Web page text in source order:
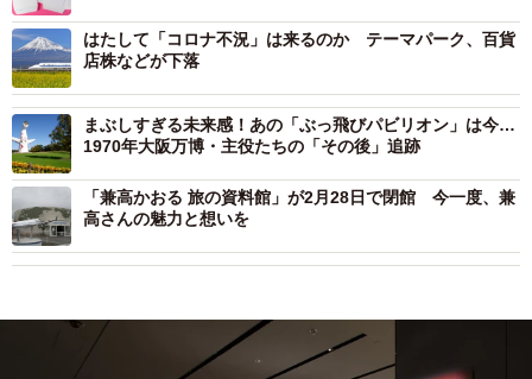
はたして「コロナ不況」は来るのか テーマパーク、百貨
店株などが下落
まぶしすぎる未来感！あの「ぶっ飛びパビリオン」は今…
1970年大阪万博・主役たちの「その後」追跡
「兼高かおる 旅の資料館」が2月28日で閉館 今一度、兼
高さんの魅力と想いを